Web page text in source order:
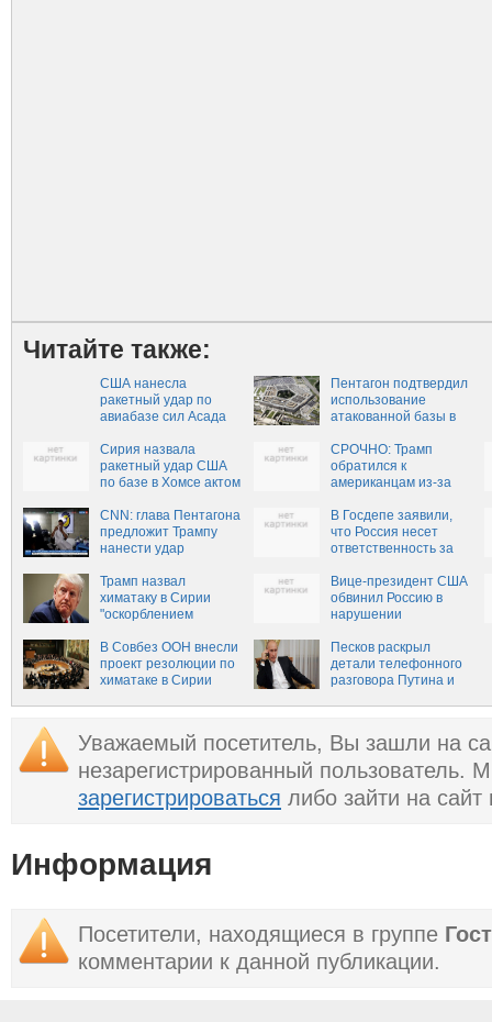
Читайте также:
США нанесла
ракетный удар по
авиабазе сил Асада
Пентагон подтвердил
использование
атакованной базы в
Сирия назвала
ракетный удар США
по базе в Хомсе актом
СРОЧНО: Трамп
обратился к
американцам из-за
CNN: глава Пентагона
предложит Трампу
нанести удар
по Сирии
В Госдепе заявили,
что Россия несет
ответственность за
Трамп назвал
химатаку в Сирии
"оскорблением
Вице-президент США
обвинил Россию в
нарушении
уничтожении
химоружия
В Совбез ООН внесли
проект резолюции по
химатаке в Сирии
Песков раскрыл
детали телефонного
разговора Путина и
Уважаемый посетитель, Вы зашли на
незарегистрированный
зарегистрироваться либо зайти на
Информация
Посетители, находящиеся в группе
комментарии к данной публикации.